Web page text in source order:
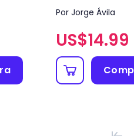
Por Jorge Ávila
US$14.99